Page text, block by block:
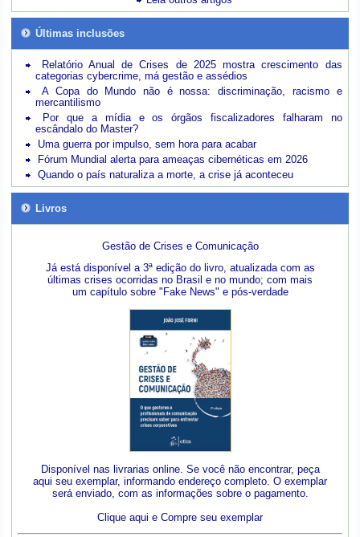
Últimas inclusões
Relatório Anual de Crises de 2025 mostra crescimento das
categorias cybercrime, má gestão e assédios
A Copa do Mundo não é nossa: discriminação, racismo e
mercantilismo
Por que a mídia e os órgãos fiscalizadores falharam no
escândalo do Master?
Uma guerra por impulso, sem hora para acabar
Fórum Mundial alerta para ameaças cibernéticas em 2026
Quando o país naturaliza a morte, a crise já aconteceu
Livros
Gestão de Crises e Comunicação
Já está disponível a 3ª edição do livro, atualizada com as
últimas crises ocorridas no Brasil e no mundo; com mais
um capítulo sobre "Fake News" e pós-verdade
Disponível nas livrarias online. Se você não encontrar, peça
aqui seu exemplar, informando endereço completo. O exemplar
será enviado, com as informações sobre o pagamento.
Clique aqui e Compre seu exemplar